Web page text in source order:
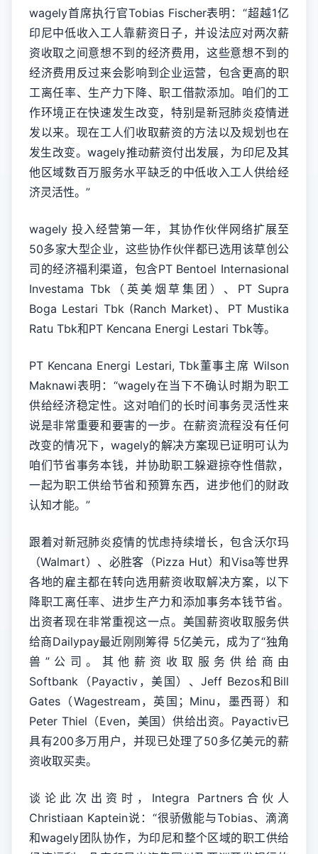
wagely首席执行官Tobias Fischer表明：“超越1亿
印尼中低收入工人靠薪资日子，并设法应对两次薪
资收取之间意想不到的经济费用，这些意想不到的
经济费用反过来会影响到企业运营，包含更高的职
工离任率、生产力下降、职工借款添加。咱们的工
作环境正在快速发生改变，特别是新冠肺炎疫情迸
发以来。现在工人们收取薪资的方法以及规划也在
发生改变。wagely推动薪资付出发展，为印尼及其
他区域数百万服务水平缺乏的中低收入工人供给经
济灵活性。”
wagely 投入经营第一年，其协作伙伴网络扩展至
50多家大型企业，这些协作伙伴都已选用该草创公
司的经济福利渠道，包含PT Bentoel Internasional
Investama Tbk（英美烟草集团）、PT Supra
Boga Lestari Tbk (Ranch Market)、PT Mustika
Ratu Tbk和PT Kencana Energi Lestari Tbk等。
PT Kencana Energi Lestari, Tbk董事主席 Wilson
Maknawi表明：“wagely在当下不确认时期为职工
供给经济稳定性。这对咱们的长时间事务灵活性来
说是非常重要和要害的一步。在薪资流程没有任何
改变的情况下，wagely的解决方案现已证明可认为
咱们节省事务本钱，并协助职工躲避掠夺性借款，
一起为职工供给节省和预算东西，进步他们的财政
认知才能。”
跟着对新冠肺炎疫情的忧虑持续增长，包含沃尔玛
（Walmart）、必胜客（Pizza Hut）和Visa等世界
各地的雇主都在转向选用薪资收取解决方案，以下
降职工离任率、进步生产力和添加事务本钱节省。
出资者现在非常重视这一点。美国薪资收取服务供
给商Dailypay最近刚刚筹得 5亿美元，成为了“独角
兽”公司。其他薪资收取服务供给商由
Softbank（Payactiv，美国）、Jeff Bezos和Bill
Gates（Wagestream，英国；Minu，墨西哥）和
Peter Thiel（Even，美国）供给出资。Payactiv已
具有200多万用户，并现已处理了50多亿美元的薪
资收取买卖。
谈论此次出资时，Integra Partners合伙人
Christiaan Kaptein说：“很骄傲能与Tobias、滴滴
和wagely团队协作，为印尼和整个区域的职工供给